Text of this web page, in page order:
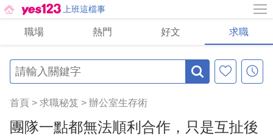
上班這檔事
職場 熱門 好文 求職
首頁 > 求職秘笈 > 辦公室生存術
團隊一點都無法順利合作，只是互扯後